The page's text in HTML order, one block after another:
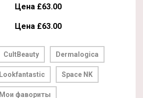
Цена £63.00
Цена £63.00
CultBeauty Dermalogica
Lookfantastic Space NK
Мои фавориты